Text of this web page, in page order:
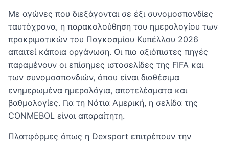
Με αγώνες που διεξάγονται σε έξι συνομοσπονδίες
ταυτόχρονα, η παρακολούθηση του ημερολογίου των
προκριματικών του Παγκοσμίου Κυπέλλου 2026
απαιτεί κάποια οργάνωση. Οι πιο αξιόπιστες πηγές
παραμένουν οι επίσημες ιστοσελίδες της FIFA και
των συνομοσπονδιών, όπου είναι διαθέσιμα
ενημερωμένα ημερολόγια, αποτελέσματα και
βαθμολογίες. Για τη Νότια Αμερική, η σελίδα της
CONMEBOL είναι απαραίτητη.
Πλατφόρμες όπως η Dexsport επιτρέπουν την